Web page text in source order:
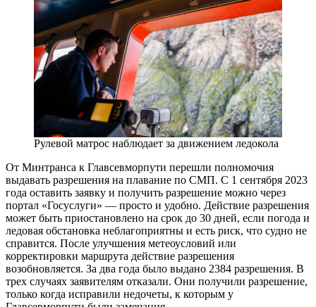
Рулевой матрос наблюдает за движением ледокола
От Минтранса к Главсевморпути перешли полномочия
выдавать разрешения на плавание по СМП. С 1 сентября 2023
года оставить заявку и получить разрешение можно через
портал «Госуслуги» — ​просто и удобно. Действие разрешения
может быть приостановлено на срок до 30 дней, если погода и
ледовая обстановка неблагоприятны и есть риск, что судно не
справится. После улучшения метеоусловий или
корректировки маршрута действие разрешения
возобновляется. За два года было выдано 2384 разрешения. В
трех случаях заявителям отказали. Они получили разрешение,
только когда исправили недочеты, к которым у